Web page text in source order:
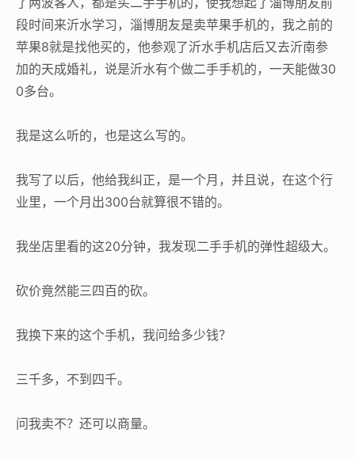
段时间来沂水学习，淄博朋友是卖苹果手机的，我之前的
苹果8就是找他买的，他参观了沂水手机店后又去沂南参
加的天成婚礼，说是沂水有个做二手手机的，一天能做30
0多台。
我是这么听的，也是这么写的。
我写了以后，他给我纠正，是一个月，并且说，在这个行
业里，一个月出300台就算很不错的。
我坐店里看的这20分钟，我发现二手手机的弹性超级大。
砍价竟然能三四百的砍。
我换下来的这个手机，我问给多少钱？
三千多，不到四千。
问我卖不？还可以商量。